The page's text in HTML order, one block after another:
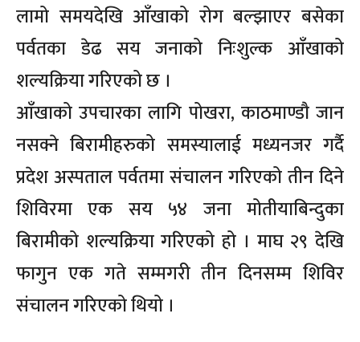
लामो समयदेखि आँखाको रोग बल्झाएर बसेका
पर्वतका डेढ सय जनाको निःशुल्क आँखाको
शल्यक्रिया गरिएको छ ।
आँखाको उपचारका लागि पोखरा, काठमाण्डौ जान
नसक्ने बिरामीहरुको समस्यालाई मध्यनजर गर्दै
प्रदेश अस्पताल पर्वतमा संचालन गरिएको तीन दिने
शिविरमा एक सय ५४ जना मोतीयाबिन्दुका
बिरामीको शल्यक्रिया गरिएको हो । माघ २९ देखि
फागुन एक गते सम्मगरी तीन दिनसम्म शिविर
संचालन गरिएको थियो ।